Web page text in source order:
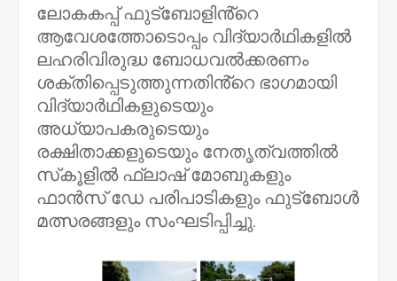
ലോകകപ്പ് ഫുട്ബോളിൻ്റെ
ആവേശത്തോടൊപ്പം വിദ്യാർഥികളിൽ
ലഹരിവിരുദ്ധ ബോധവൽക്കരണം
ശക്തിപ്പെടുത്തുന്നതിൻ്റെ ഭാഗമായി
വിദ്യാർഥികളുടെയും
അധ്യാപകരുടെയും
രക്ഷിതാക്കളുടെയും നേതൃത്വത്തിൽ
സ്‌കൂളിൽ ഫ്ലാഷ് മോബുകളും
ഫാൻസ് ഡേ പരിപാടികളും ഫുട്ബോൾ
മത്സരങ്ങളും സംഘടിപ്പിച്ചു.